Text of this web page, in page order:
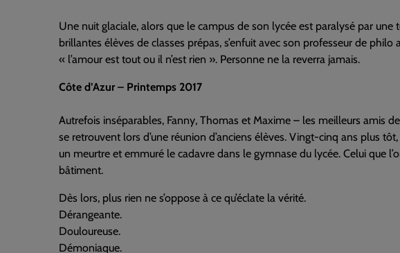
Une nuit glaciale, alors que le campus de son lycée est paralysé par une
brillantes élèves de classes prépas, s’enfuit avec son professeur de
« l’amour est tout ou il n’est rien ». Personne ne la reverra jamais.
Côte d’Azur – Printemps 2017
Autrefois inséparables, Fanny, Thomas et Maxime – les meilleurs amis
se retrouvent lors d’une réunion d’anciens élèves. Vingt-cinq ans plus
un meurtre et emmuré le cadavre dans le gymnase du lycée. Celui que
bâtiment.
Dès lors, plus rien ne s’oppose à ce qu’éclate la vérité.
Dérangeante.
Douloureuse.
Démoniaque.